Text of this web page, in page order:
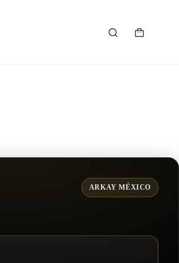
Shopping
ARKAY MÉXICO